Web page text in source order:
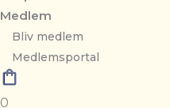
Medlem
Bliv medlem
Medlemsportal
0